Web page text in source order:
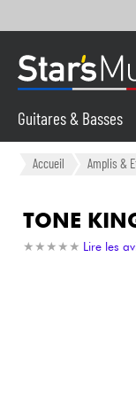
Synthés
Micros
Guitares & Basses
Accueil Amplis &
TONE
★ ★ ★ ★ ★
★ ★ ★ ★ ★ Lire les